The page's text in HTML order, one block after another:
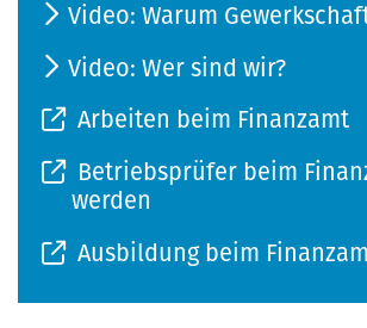
Video: Warum
Video: Wer sind wir?
Arbeiten beim Finanzamt
Betriebsprüfer beim
werden
Ausbildung beim